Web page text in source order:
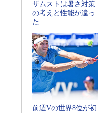
ザムストは暑さ対策
の考えと性能が違っ
た
前週Vの世界8位が初